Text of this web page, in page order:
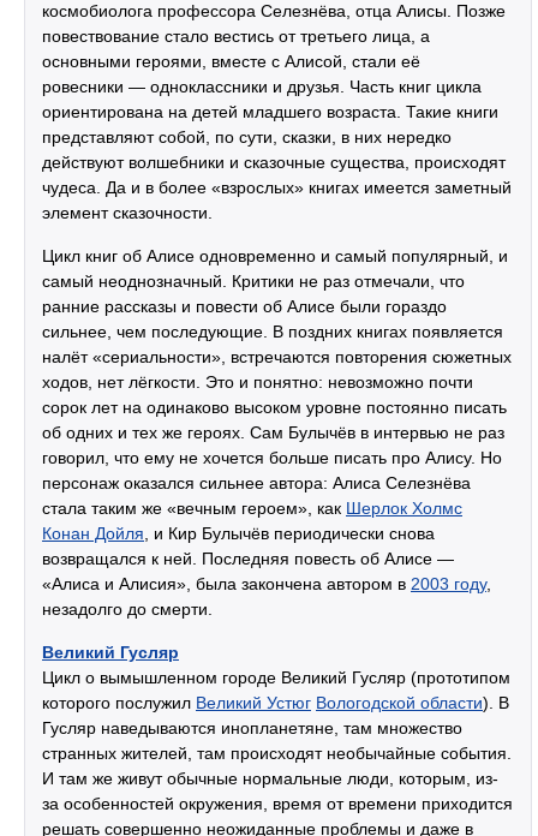
космобиолога профессора Селезнёва, отца Алисы. Позже
повествование стало вестись от третьего лица, а
основными героями, вместе с Алисой, стали её
ровесники — одноклассники и друзья. Часть книг цикла
ориентирована на детей младшего возраста. Такие книги
представляют собой, по сути, сказки, в них нередко
действуют волшебники и сказочные существа, происходят
чудеса. Да и в более «взрослых» книгах имеется заметный
элемент сказочности.
Цикл книг об Алисе одновременно и самый популярный, и
самый неоднозначный. Критики не раз отмечали, что
ранние рассказы и повести об Алисе были гораздо
сильнее, чем последующие. В поздних книгах появляется
налёт «сериальности», встречаются повторения сюжетных
ходов, нет лёгкости. Это и понятно: невозможно почти
сорок лет на одинаково высоком уровне постоянно писать
об одних и тех же героях. Сам Булычёв в интервью не раз
говорил, что ему не хочется больше писать про Алису. Но
персонаж оказался сильнее автора: Алиса Селезнёва
стала таким же «вечным героем», как Шерлок Холмс
Конан Дойля, и Кир Булычёв периодически снова
возвращался к ней. Последняя повесть об Алисе —
«Алиса и Алисия», была закончена автором в 2003 году,
незадолго до смерти.
Великий Гусляр
Цикл о вымышленном городе Великий Гусляр (прототипом
которого послужил Великий Устюг Вологодской области). В
Гусляр наведываются инопланетяне, там множество
странных жителей, там происходят необычайные события.
И там же живут обычные нормальные люди, которым, из-
за особенностей окружения, время от времени приходится
решать совершенно неожиданные проблемы и даже в